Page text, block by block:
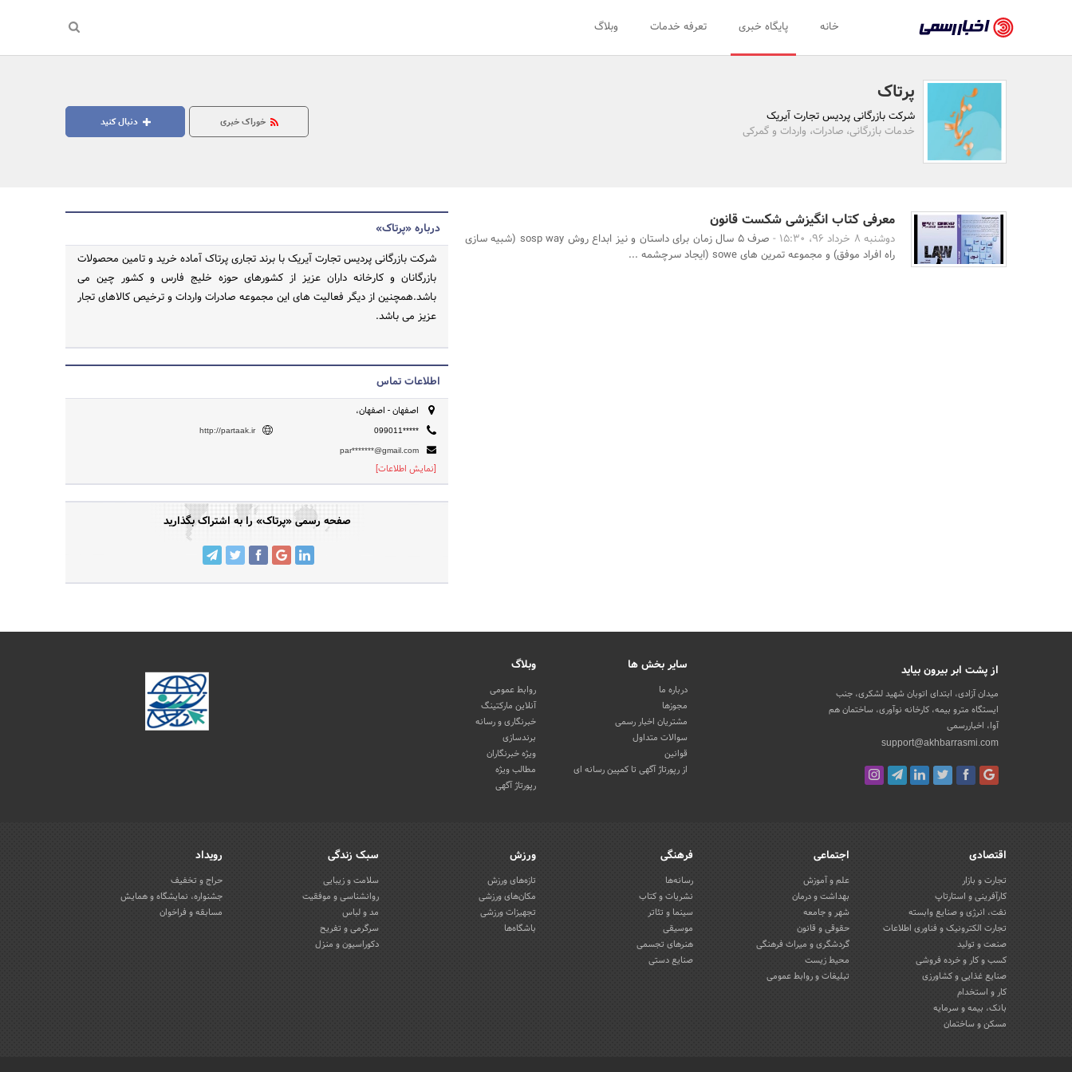
رسمی
-
اخبار
تایید
سازمان‌ها
روابط
خانه پایگاه خبری تعرفه خدمات وبلاگ
جستجو
پرتاک
شرکت بازرگانی پردیس تجارت آیریک
خدمات بازرگانی، صادرات، واردات و گمرکی
دنبال کنید خوراک خبری
معرفی کتاب انگیزشی شکست قانون
دوشنبه 8 خرداد 96، 15:30 -
صرف 5 سال زمان برای داستان و نیز ابداع روش sosp way (شبیه سازی
راه افراد موفق) و مجموعه تمرین های sowe (ایجاد سرچشمه ...
درباره «پرتاک»
شرکت بازرگانی پردیس تجارت آیریک با برند تجاری پرتاک آماده خرید و تامین محصولات
بازرگانان و کارخانه داران عزیز از کشورهای حوزه خلیج فارس و کشور چین می
باشد.همچنین از دیگر فعالیت های این مجموعه صادرات واردات و ترخیص کالاهای تجار
عزیز می باشد.
اطلاعات تماس
اصفهان - اصفهان،
099011*****
http://partaak.ir
par*******@gmail.com
[نمایش اطلاعات]
صفحه رسمی «پرتاک» را به اشتراک بگذارید
از پشت ابر بیرون بیاید
میدان آزادی، ابتدای اتوبان شهید لشکری، جنب
ایستگاه مترو بیمه، کارخانه نوآوری، ساختمان هم
آوا، اخباررسمی
support@akhbarrasmi.com
سایر بخش ها
درباره ما
مجوزها
مشتریان اخبار رسمی
سوالات متداول
قوانین
از رپورتاژ آگهی تا کمپین رسانه ای
وبلاگ
روابط عمومی
آنلاین مارکتینگ
خبرنگاری و رسانه
برندسازی
ویژه خبرنگاران
مطالب ویژه
رپورتاژ آگهی
اقتصادی
تجارت و بازار
کارآفرینی و استارتاپ
نفت، انرژی و صنایع وابسته
تجارت الکترونیک و فناوری اطلاعات
صنعت و تولید
کسب و کار و خرده فروشی
صنایع غذایی و کشاورزی
کار و استخدام
بانک، بیمه و سرمایه
مسکن و ساختمان
اجتماعی
علم و آموزش
بهداشت و درمان
شهر و جامعه
حقوقی و قانون
گردشگری و میراث فرهنگی
محیط زیست
تبلیغات و روابط عمومی
فرهنگی
رسانه‌ها
نشریات و کتاب
سینما و تئاتر
موسیقی
هنرهای تجسمی
صنایع دستی
ورزش
تازه‌های ورزش
مکان‌های ورزشی
تجهیزات ورزشی
باشگاه‌ها
سبک زندگی
سلامت و زیبایی
روانشناسی و موفقیت
مد و لباس
سرگرمی و تفریح
دکوراسیون و منزل
رویداد
حراج و تخفیف
جشنواره، نمایشگاه و همایش
مسابقه و فراخوان